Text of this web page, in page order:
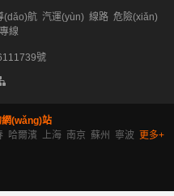
(dǎo)航 汽運(yùn) 線路 危險(xiǎn)
線
號
(wǎng)站
哈爾濱 上海 南京 蘇州 寧波 更多+